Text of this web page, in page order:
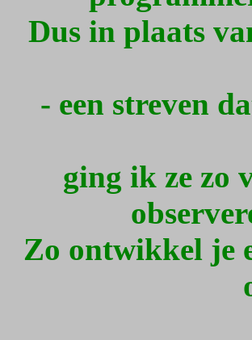
Dus in plaats
- een streven
ging ik ze zo
Zo ontwikkel je